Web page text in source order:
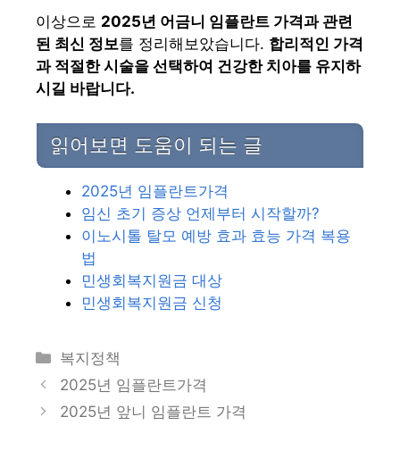
이상으로 2025년 어금니 임플란트 가격과 관련
된 최신 정보를 정리해보았습니다. 합리적인 가격
과 적절한 시술을 선택하여 건강한 치아를 유지하
시길 바랍니다.
읽어보면 도움이 되는 글
2025년 임플란트가격
임신 초기 증상 언제부터 시작할까?
이노시톨 탈모 예방 효과 효능 가격 복용
법
민생회복지원금 대상
민생회복지원금 신청
카
테
리
복지정책
2025년 임플란트가격
2025년 앞니 임플란트 가격